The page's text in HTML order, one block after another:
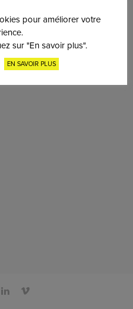
pour améliorer votre
sur "En savoir plus".
EN SAVOIR PLUS